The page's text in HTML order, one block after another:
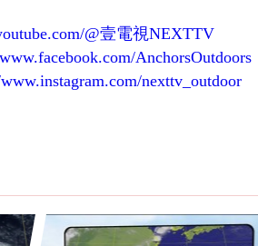
@壹電視NEXTTV
AnchorsOutdoors
nexttv_outdoor